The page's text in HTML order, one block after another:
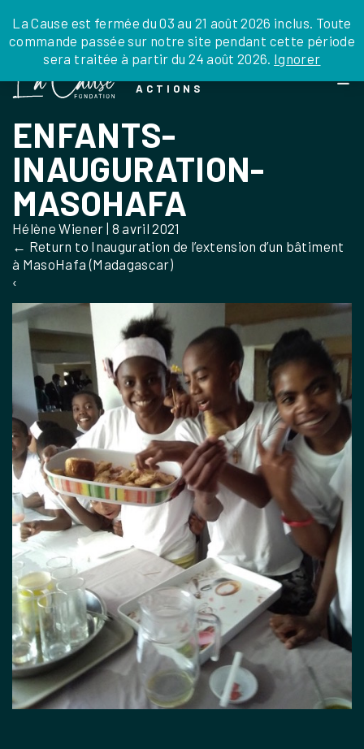
to
the
La Cause est fermée du 03 au 21 août 2026 inclus. Toute
commande passée sur notre site pendant cette période
sera traitée à partir du 24 août 2026. Ignorer
JE DONNE JE PARRAINE NOUS SOUTENIR
DEPUIS LA FRANCE
DEPUIS L’INTERNATIONAL
EN TANT QU’ORGANISATION
LEGS, LIBÉRALITÉS
0 ARTICLE
ACTIONS
ENFANTS-
INAUGURATION-
MASOHAFA
Hélène Wiener | 8 avril 2021
← Return to Inauguration de l’extension d’un bâtiment
à MasoHafa (Madagascar)
‹